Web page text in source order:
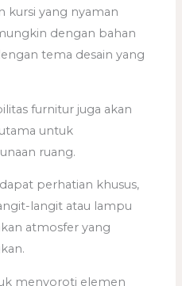
kursi yang nyaman
dengan bahan
tema desain yang
furnitur juga akan
untuk
ruang.
perhatian khusus,
langit atau lampu
atmosfer yang
menyoroti elemen